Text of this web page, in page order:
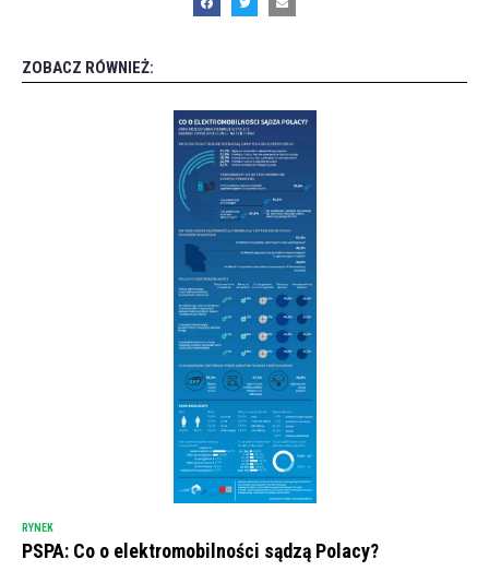
ZOBACZ RÓWNIEŻ:
RYNEK
PSPA: Co o elektromobilności sądzą Polacy?